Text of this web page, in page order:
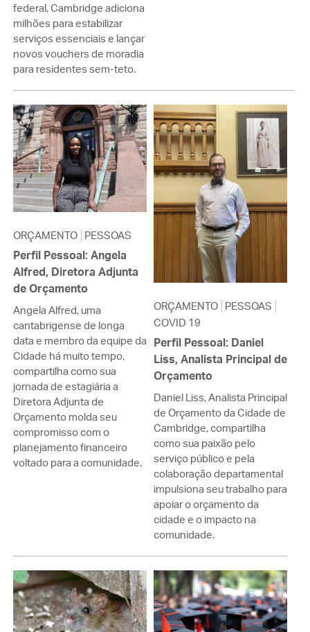
federal, Cambridge adiciona
milhões para estabilizar
serviços essenciais e lançar
novos vouchers de moradia
para residentes sem-teto.
ORÇAMENTO PESSOAS
Perfil Pessoal: Angela
Alfred, Diretora Adjunta
de Orçamento
Angela Alfred, uma
cantabrigense de longa
data e membro da equipe da
Cidade há muito tempo,
compartilha como sua
jornada de estagiária a
Diretora Adjunta de
Orçamento molda seu
compromisso com o
planejamento financeiro
voltado para a comunidade.
ORÇAMENTO PESSOAS
COVID 19
Perfil Pessoal: Daniel
Liss, Analista Principal de
Orçamento
Daniel Liss, Analista Principal
de Orçamento da Cidade de
Cambridge, compartilha
como sua paixão pelo
serviço público e pela
colaboração departamental
impulsiona seu trabalho para
apoiar o orçamento da
cidade e o impacto na
comunidade.